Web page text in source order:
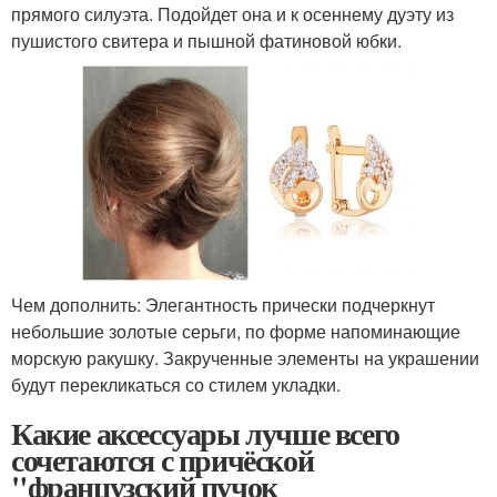
прямого силуэта. Подойдет она и к осеннему дуэту из
пушистого свитера и пышной фатиновой юбки.
Чем дополнить: Элегантность прически подчеркнут
небольшие золотые серьги, по форме напоминающие
морскую ракушку. Закрученные элементы на украшении
будут перекликаться со стилем укладки.
Какие аксессуары лучше всего
сочетаются с причёской
"французский пучок